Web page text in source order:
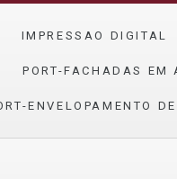
IMPRESSAO DIGITAL
PORT-FACHADAS EM
ENVELOPAMENTO